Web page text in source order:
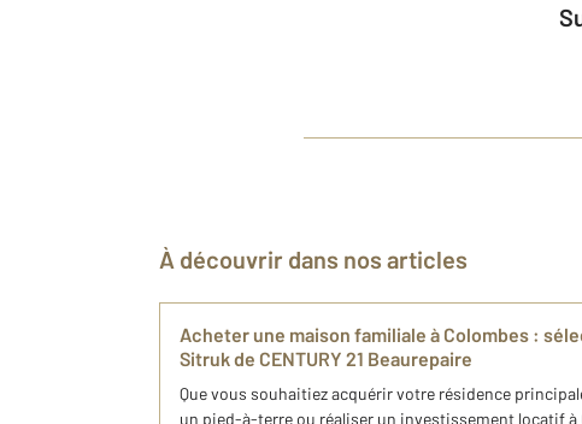
À découvrir dans nos articles
Acheter une maison familiale à Colombes :
Sitruk de CENTURY 21 Beaurepaire
Que vous souhaitiez acquérir votre résidence
un pied-à-terre ou réaliser un investissement locatif à